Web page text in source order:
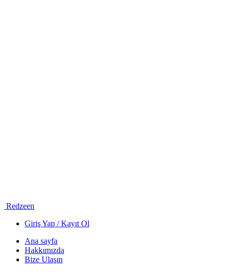
Redzeen
Giriş Yap / Kayıt Ol
Ana sayfa
Hakkımızda
Bize Ulaşın